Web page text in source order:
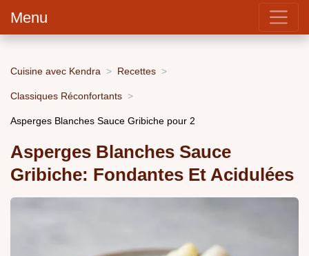
Menu
Cuisine avec Kendra Recettes
Classiques Réconfortants
Asperges Blanches Sauce Gribiche pour 2
Asperges Blanches Sauce
Gribiche: Fondantes Et Acidulées